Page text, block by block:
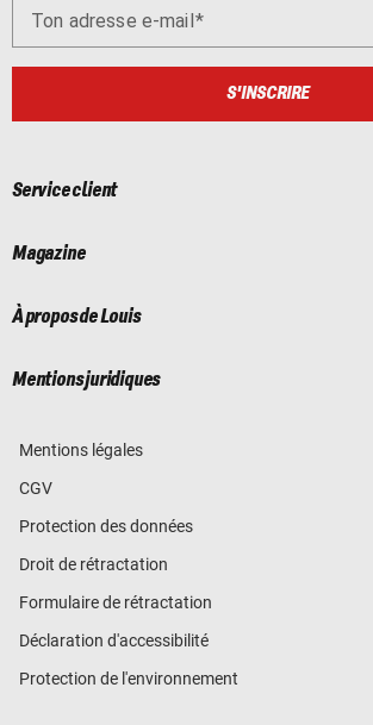
Ton adresse e-mail
S'INSCRIRE
Service client
Magazine
À propos de Louis
Mentions juridiques
Mentions légales
CGV
Protection des données
Droit de rétractation
Formulaire de rétractation
Déclaration d'accessibilité
Protection de l'environnement